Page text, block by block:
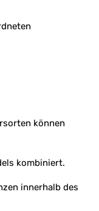
können
kombiniert.
innerhalb des